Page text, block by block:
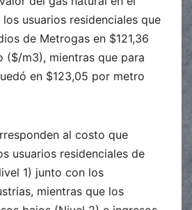
los usuarios residenciales que
de Metrogas en $121,36
($/m3), mientras que para
en $123,05 por metro
al costo que
usuarios residenciales de
1) junto con los
mientras que los